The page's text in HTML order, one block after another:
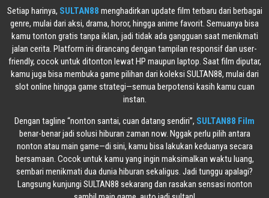
Setiap harinya, SULTAN88 menghadirkan update film terbaru dari berbagai
genre, mulai dari aksi, drama, horor, hingga anime favorit. Semuanya bisa
kamu tonton gratis tanpa iklan, jadi tidak ada gangguan saat menikmati
jalan cerita. Platform ini dirancang dengan tampilan responsif dan user-
friendly, cocok untuk ditonton lewat HP maupun laptop. Saat film diputar,
kamu juga bisa membuka game pilihan dari koleksi SULTAN88, mulai dari
slot online hingga game strategi—semua berpotensi kasih kamu cuan
instan.
Dengan tagline “nonton santai, cuan datang sendiri”, SULTAN88 Film
benar-benar jadi solusi hiburan zaman now. Nggak perlu pilih antara
nonton atau main game—di sini, kamu bisa lakukan keduanya secara
bersamaan. Cocok untuk kamu yang ingin maksimalkan waktu luang,
sembari menikmati dua dunia hiburan sekaligus. Jadi tunggu apalagi?
Langsung kunjungi SULTAN88 sekarang dan rasakan sensasi nonton